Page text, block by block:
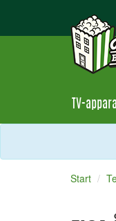
TV-
Start